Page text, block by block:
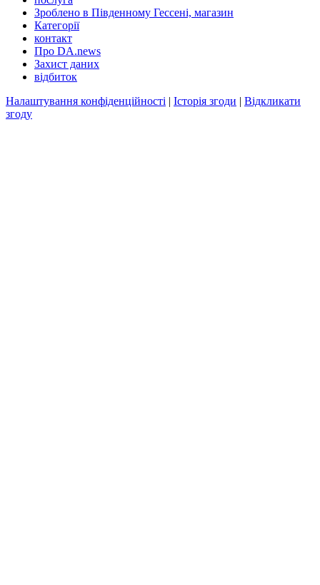
Зроблено в Південному Гессені, магазин
Категорії
контакт
Про DA.news
Захист даних
відбиток
Налаштування конфіденційності | Історія згоди | Відкликати
згоду